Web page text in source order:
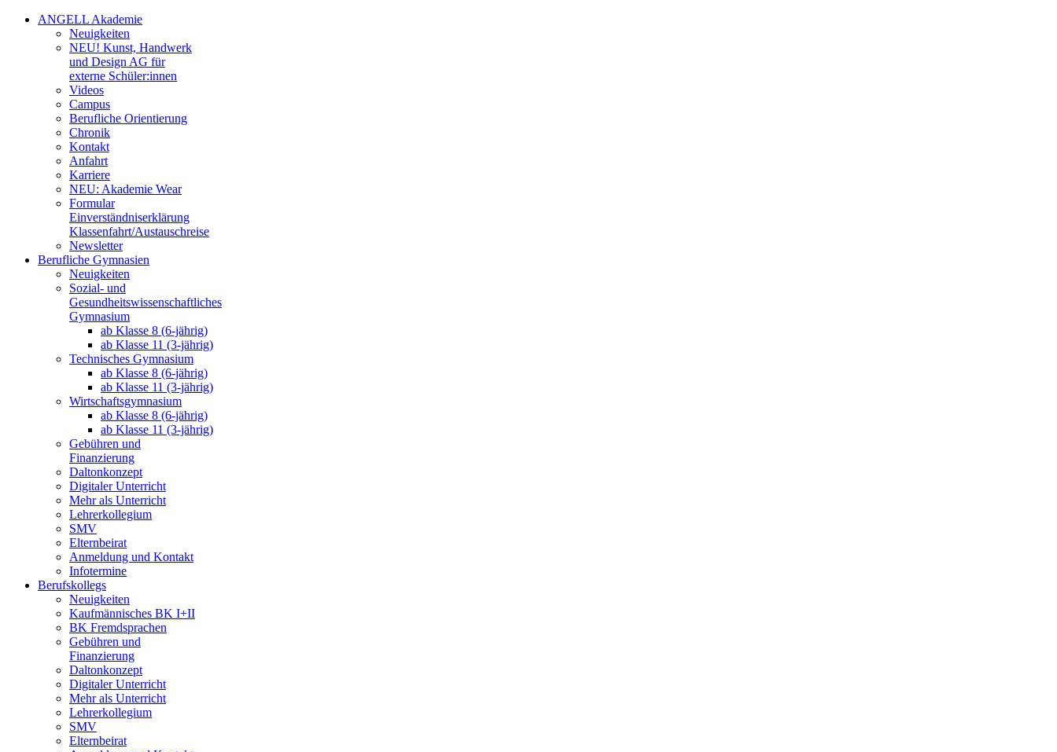
ANGELL Akademie
Neuigkeiten
NEU! Kunst, Handwerk
und Design AG für
externe Schüler:innen
Videos
Campus
Berufliche Orientierung
Chronik
Kontakt
Anfahrt
Karriere
NEU: Akademie Wear
Formular
Einverständniserklärung
Klassenfahrt/Austauschreise
Newsletter
Berufliche Gymnasien
Neuigkeiten
Sozial- und
Gesundheitswissenschaftliches
Gymnasium
ab Klasse 8 (6-jährig)
ab Klasse 11 (3-jährig)
Technisches Gymnasium
ab Klasse 8 (6-jährig)
ab Klasse 11 (3-jährig)
Wirtschaftsgymnasium
ab Klasse 8 (6-jährig)
ab Klasse 11 (3-jährig)
Gebühren und
Finanzierung
Daltonkonzept
Digitaler Unterricht
Mehr als Unterricht
Lehrerkollegium
SMV
Elternbeirat
Anmeldung und Kontakt
Infotermine
Berufskollegs
Neuigkeiten
Kaufmännisches BK I+II
BK Fremdsprachen
Gebühren und
Finanzierung
Daltonkonzept
Digitaler Unterricht
Mehr als Unterricht
Lehrerkollegium
SMV
Elternbeirat